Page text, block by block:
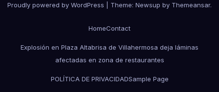
Proudly powered by WordPress Theme: Newsup by Themeansar.
HomeContact
Explosión en Plaza Altabrisa de Villahermosa deja láminas
afectadas en zona de restaurantes
POLÍTICA DE PRIVACIDADSample Page